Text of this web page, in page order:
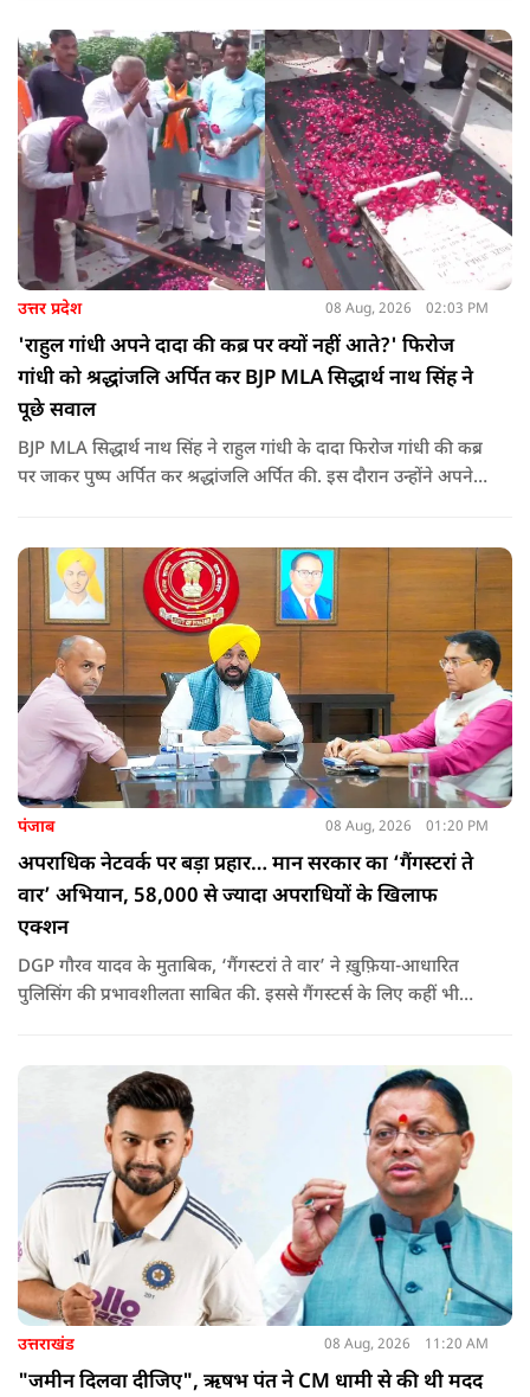
उत्तर प्रदेश 08 Aug, 2026 02:03 PM
'राहुल गांधी अपने दादा की कब्र पर क्यों नहीं आते?' फिरोज
गांधी को श्रद्धांजलि अर्पित कर BJP MLA सिद्धार्थ नाथ सिंह ने
पूछे सवाल
BJP MLA सिद्धार्थ नाथ सिंह ने राहुल गांधी के दादा फिरोज गांधी की कब्र
पर जाकर पुष्प अर्पित कर श्रद्धांजलि अर्पित की. इस दौरान उन्होंने अपने
कि वह भविष्य में क्या करें.
पंजाब 08 Aug, 2026 01:20 PM
अपराधिक नेटवर्क पर बड़ा प्रहार… मान सरकार का ‘गैंगस्टरां ते
वार’ अभियान, 58,000 से ज्यादा अपराधियों के खिलाफ
एक्शन
DGP गौरव यादव के मुताबिक, ‘गैंगस्टरां ते वार’ ने ख़ुफ़िया-आधारित
पुलिसिंग की प्रभावशीलता साबित की. इससे गैंगस्टर्स के लिए कहीं भी
उत्तराखंड 08 Aug, 2026 11:20 AM
"जमीन दिलवा दीजिए", ऋषभ पंत ने CM धामी से की थी मदद